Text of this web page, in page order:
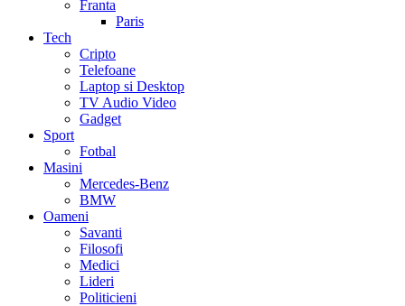
Franta
Paris
Tech
Cripto
Telefoane
Laptop si Desktop
TV Audio Video
Gadget
Sport
Fotbal
Masini
Mercedes-Benz
BMW
Oameni
Savanti
Filosofi
Medici
Lideri
Politicieni